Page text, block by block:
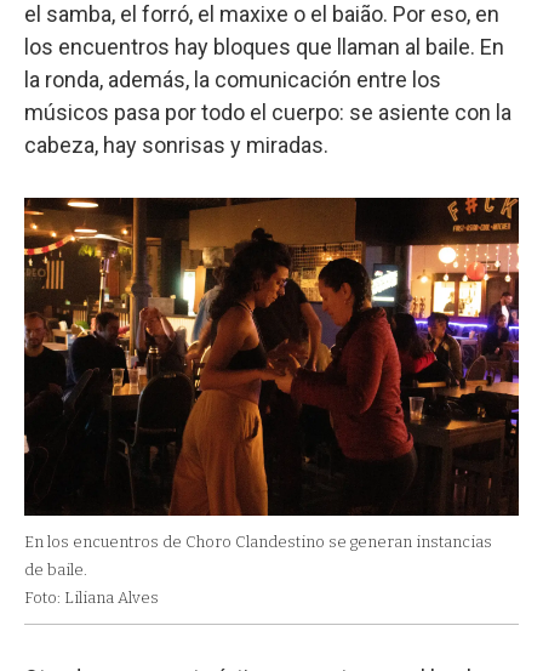
el samba, el forró, el maxixe o el baião. Por eso, en
los encuentros hay bloques que llaman al baile. En
la ronda, además, la comunicación entre los
músicos pasa por todo el cuerpo: se asiente con la
cabeza, hay sonrisas y miradas.
En los encuentros de Choro Clandestino se generan instancias
de baile.
Foto: Liliana Alves